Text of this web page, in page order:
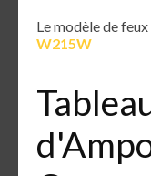
Le modèle de
W215W